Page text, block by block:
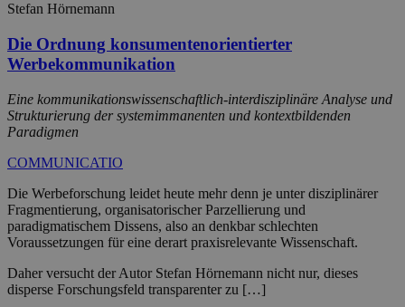
Stefan Hörnemann
Die Ordnung konsumentenorientierter
Werbekommunikation
Eine kommunikationswissenschaftlich-interdisziplinäre Analyse und
Strukturierung der systemimmanenten und kontextbildenden
Paradigmen
COMMUNICATIO
Die Werbeforschung leidet heute mehr denn je unter disziplinärer
Fragmentierung, organisatorischer Parzellierung und
paradigmatischem Dissens, also an denkbar schlechten
Voraussetzungen für eine derart praxisrelevante Wissenschaft.
Daher versucht der Autor Stefan Hörnemann nicht nur, dieses
disperse Forschungsfeld transparenter zu […]